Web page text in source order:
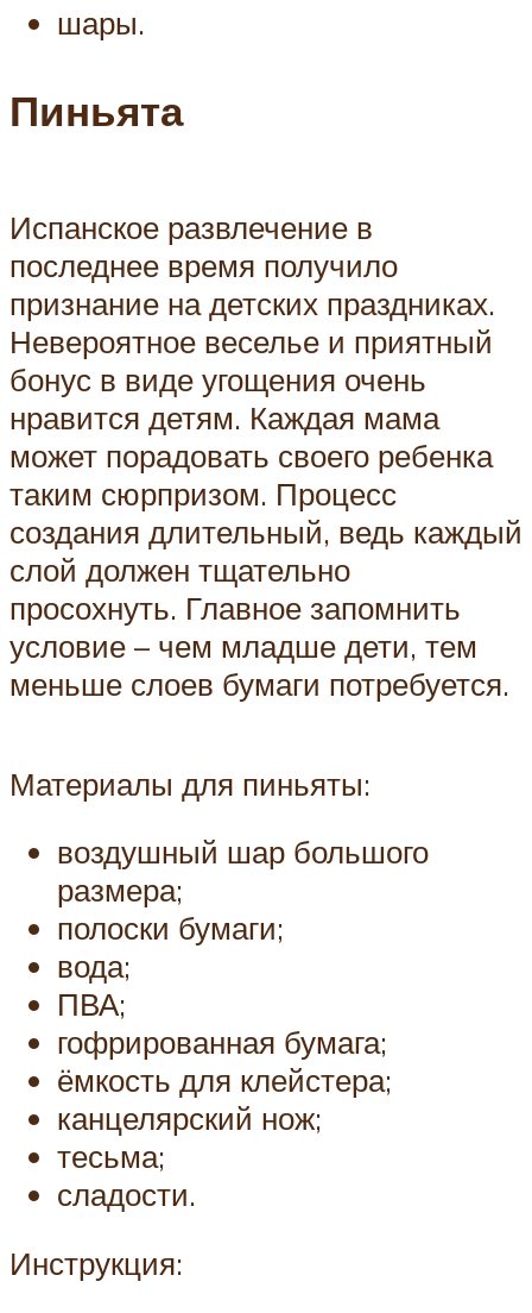
шары.
Пиньята
Испанское развлечение в
последнее время получило
признание на детских праздниках.
Невероятное веселье и приятный
бонус в виде угощения очень
нравится детям. Каждая мама
может порадовать своего ребенка
таким сюрпризом. Процесс
создания длительный, ведь каждый
слой должен тщательно
просохнуть. Главное запомнить
условие – чем младше дети, тем
меньше слоев бумаги потребуется.
Материалы для пиньяты:
воздушный шар большого
размера;
полоски бумаги;
вода;
ПВА;
гофрированная бумага;
ёмкость для клейстера;
канцелярский нож;
тесьма;
сладости.
Инструкция: